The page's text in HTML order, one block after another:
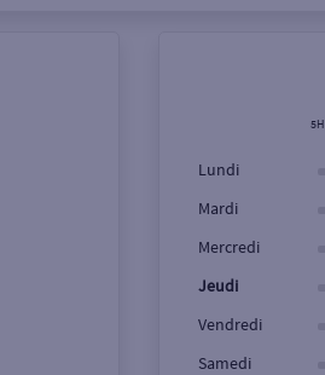
5H
Lundi
Mardi
Mercredi
Jeudi
Vendredi
Samedi